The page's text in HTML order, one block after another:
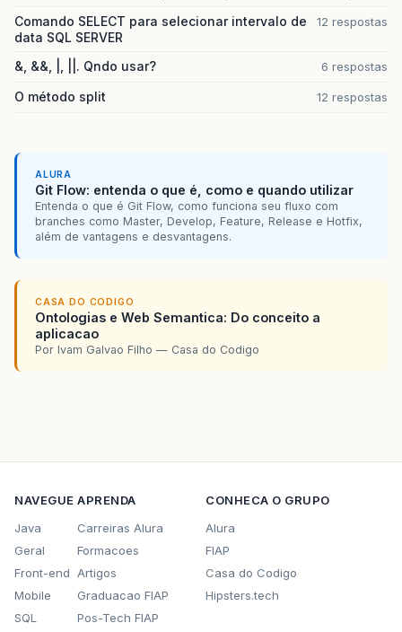
Comando SELECT para selecionar intervalo de
data SQL SERVER
12 respostas
&, &&, |, ||. Qndo usar? 6 respostas
O método split 12 respostas
ALURA
Git Flow: entenda o que é, como e quando utilizar
Entenda o que é Git Flow, como funciona seu fluxo com
branches como Master, Develop, Feature, Release e Hotfix,
além de vantagens e desvantagens.
CASA DO CODIGO
Ontologias e Web Semantica: Do conceito a
aplicacao
Por Ivam Galvao Filho — Casa do Codigo
NAVEGUE
Java
Geral
Front-end
Mobile
SQL
APRENDA
Carreiras Alura
Formacoes
Artigos
Graduacao FIAP
Pos-Tech FIAP
CONHECA O GRUPO
Alura
FIAP
Casa do Codigo
Hipsters.tech